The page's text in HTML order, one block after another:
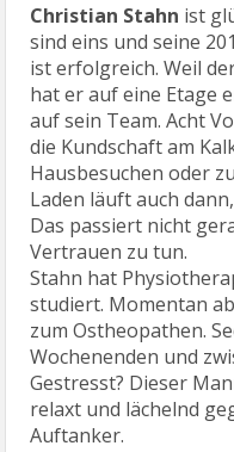
Christian Stahn ist
sind eins und seine
ist erfolgreich. Weil
hat er auf eine Etage
auf sein Team. Acht
die Kundschaft am
Hausbesuchen oder
Laden läuft auch
Das passiert nicht
Vertrauen zu tun.
Stahn hat
studiert. Momentan
zum Ostheopathen.
Wochenenden und
Gestresst? Dieser
relaxt und lächelnd
Auftanker.